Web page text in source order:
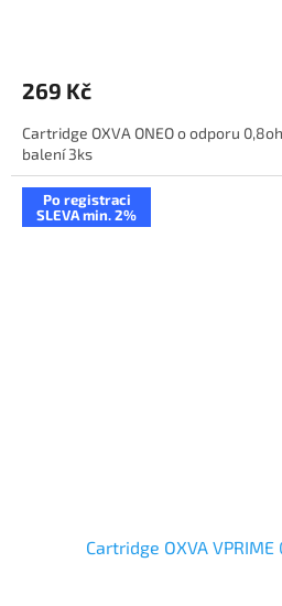
269 Kč
Cartridge OXVA ONEO o odporu
balení 3ks
Po registraci
SLEVA min. 2%
Cartridge OXVA